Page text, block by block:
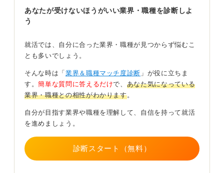
ます。
一方でアニメーター・背景美術などクリエイティブ職を
目指す場合、こちらは絵を描く技術やソフトを使う技術
力が直接的に求められます。
その場合はアニメーション学科や映像学科がある美術系
の大学を目指し、専門的な教育を受けることをおすすめ
します。
あなたが受けないほうがいい業界・職種を診断しよ
う
就活では、自分に合った業界・職種が見つからず悩むこ
とも多いでしょう。
そんな時は「 業界＆職種マッチ度診断 」が役に立ちま
す。簡単な質問に答えるだけで、 あなた気になっている
業界・職種との相性がわかります。
自分が目指す業界や職種を理解して、自信を持って就活
を進めましょう。
診断スタート（無料）